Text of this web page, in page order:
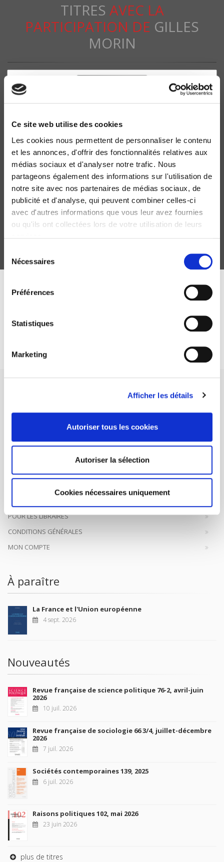
Ce site web utilise des cookies
Les cookies nous permettent de personnaliser le contenu
et les annonces, d'offrir des fonctionnalités relatives aux
médias sociaux et d'analyser notre trafic. Nous
partageons également des informations sur l'utilisation de
notre site avec nos partenaires de médias sociaux, de
publicité et d'analyse, qui peuvent combiner celles-ci
avec d'autres informations que vous leur avez fournies
ou qu'ils ont collectées lors de votre utilisation de leurs
Nécessaires
Préférences
Statistiques
Marketing
Afficher les détails
Autoriser tous les cookies
Autoriser la sélection
Cookies nécessaires uniquement
TITRES AVEC LA
PARTICIPATION DE GILLES
MORIN
Socialistes et radicaux
Querelles de famille
Noëlline Castagnez
ABONNEZ-VOUS À NOS
Maison d'édition dédiée aux sciences humaines et sociales, les
Presses de Sciences Po participent depuis leur création en 1976
POUR LES LIBRAIRES
CONDITIONS GÉNÉRALES
MON COMPTE
À paraître
La France et l'Union européenne
4 sept. 2026
Nouveautés
Revue française de science politique 76-2, avril-juin
2026
10 juil. 2026
Revue française de sociologie 66 3/4, juillet-décembre
2026
7 juil. 2026
Sociétés contemporaines 139, 2025
6 juil. 2026
Raisons politiques 102, mai 2026
23 juin 2026
plus de titres